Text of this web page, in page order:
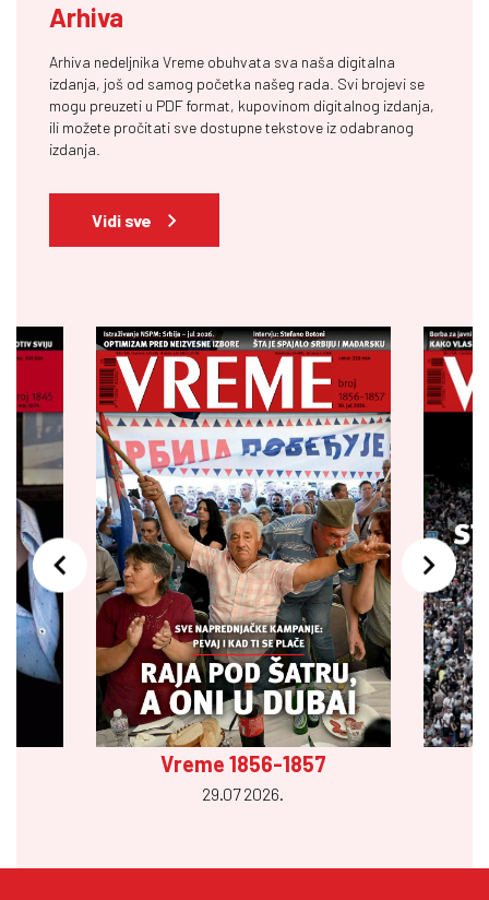
Arhiva
Arhiva nedeljnika Vreme obuhvata sva naša digitalna
izdanja, još od samog početka našeg rada. Svi brojevi se
mogu preuzeti u PDF format, kupovinom digitalnog izdanja,
ili možete pročitati sve dostupne tekstove iz odabranog
izdanja.
Vidi sve
Vreme 1856-1857
29.07 2026.